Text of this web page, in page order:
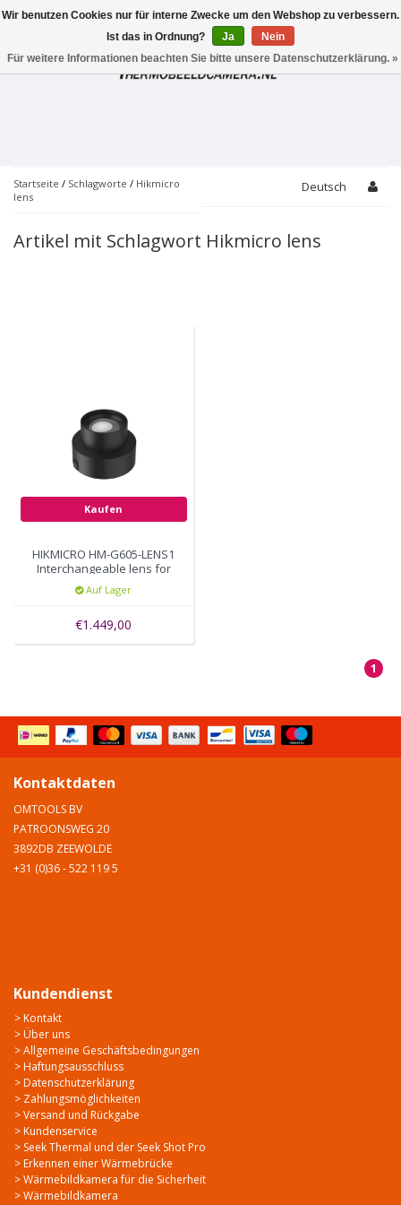
Toggle
Startseite / Schlagworte / Hikmicro
lens
Deutsch
Artikel mit Schlagwort Hikmicro lens
Kaufen
HIKMICRO HM-G605-LENS1
Interchangeable lens for
G Series 0.5X
Auf Lager
€1.449,00
1
Kontaktdaten
OMTOOLS BV
PATROONSWEG 20
3892DB ZEEWOLDE
+31 (0)36 - 522 119 5
Kundendienst
> Kontakt
> Über uns
> Allgemeine Geschäftsbedingungen
> Haftungsausschluss
> Datenschutzerklärung
> Zahlungsmöglichkeiten
> Versand und Rückgabe
> Kundenservice
> Seek Thermal und der Seek Shot Pro
> Erkennen einer Wärmebrücke
> Wärmebildkamera für die Sicherheit
> Wärmebildkamera
Wir benutzen Cookies nur für interne Zwecke um den Webshop zu verbessern.
Ist das in Ordnung?
Ja
Nein
Für weitere Informationen beachten Sie bitte unsere Datenschutzerklärung. »